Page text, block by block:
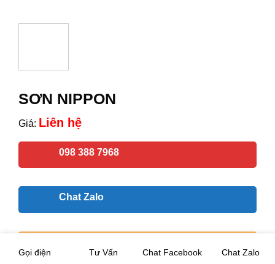
SƠN NIPPON
Giá: Liên hệ
098 388 7968
Chat Zalo
Gọi điện xác nhận và giao hàng tận nơi
Gọi điện Tư Vấn Chat Facebook Chat Zalo